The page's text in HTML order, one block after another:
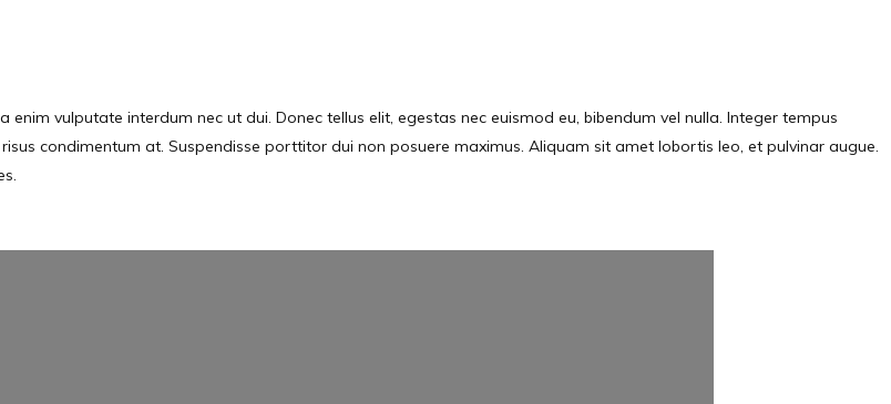
vulputate interdum nec ut dui. Donec tellus elit, egestas nec euismod eu, bibendum vel nulla. Integer tempus
condimentum at. Suspendisse porttitor dui non posuere maximus. Aliquam sit amet lobortis leo, et pulvinar augue.